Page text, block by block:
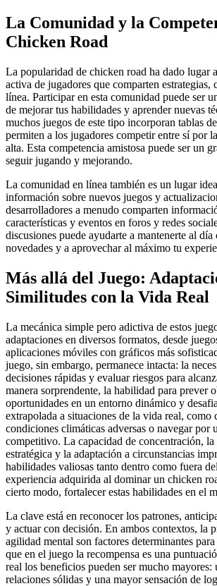
La Comunidad y la
Chicken Road
La popularidad de chicken road ha dado lugar
activa de jugadores que comparten estrategias,
línea. Participar en esta comunidad puede ser
de mejorar tus habilidades y aprender nuevas
muchos juegos de este tipo incorporan tablas
permiten a los jugadores competir entre sí por
alta. Esta competencia amistosa puede ser un
seguir jugando y mejorando.
La comunidad en línea también es un lugar
información sobre nuevos juegos y
desarrolladores a menudo comparten
características y eventos en foros y redes
discusiones puede ayudarte a mantenerte al
novedades y a aprovechar al máximo tu
Más allá del Juego:
Similitudes con la Vida Real
La mecánica simple pero adictiva de estos
adaptaciones en diversos formatos, desde
aplicaciones móviles con gráficos más
juego, sin embargo, permanece intacta: la
decisiones rápidas y evaluar riesgos para
manera sorprendente, la habilidad para prever
oportunidades en un entorno dinámico y
extrapolada a situaciones de la vida real, como
condiciones climáticas adversas o navegar por
competitivo. La capacidad de concentración,
estratégica y la adaptación a circunstancias
habilidades valiosas tanto dentro como fuera
experiencia adquirida al dominar un chicken
cierto modo, fortalecer estas habilidades en el
La clave está en reconocer los patrones,
y actuar con decisión. En ambos contextos, la
agilidad mental son factores determinantes
que en el juego la recompensa es una
real los beneficios pueden ser mucho mayores:
relaciones sólidas y una mayor sensación de